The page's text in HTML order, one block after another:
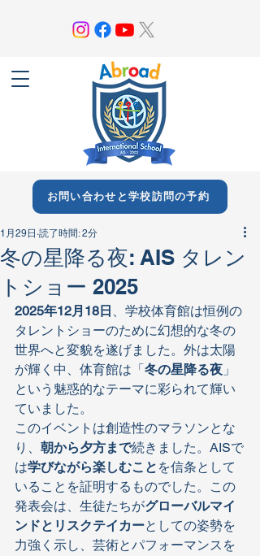
お問い合わせと学校訪問の予約
冬の星降る夜: AIS タレン
トショー 2025
1月29日 読了時間: 2分
2025年12月18日 、学校体育館は恒例の
タレントショーのために幻想的な冬の
世界へと変貌を遂げました。外は太陽
が輝く中、体育館は「冬の星降る夜 」
という魅惑的なテーマに彩られて輝い
ていました。
このイベントは創造性のマラソンとな
り、 朝から夕方まで続きました。AISで
は学びながら楽しむこと を信条として
いることを証明するものでした。この
発表会は、生徒たちがグローバルマイ
ンドとリスクテイカーとしての姿勢を
力強く示し、芸術とパフォーマンスを